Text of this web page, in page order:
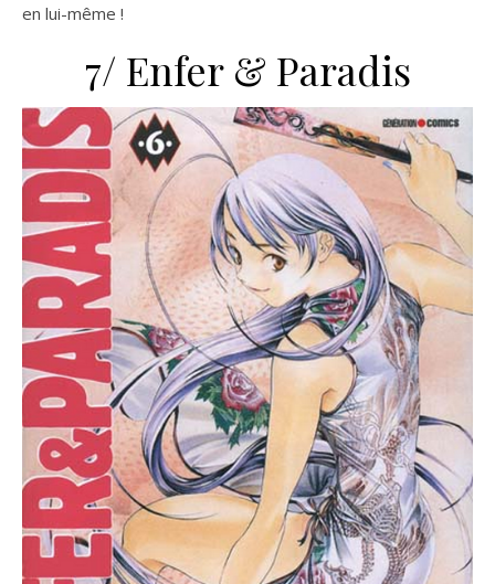
en lui-même !
7/ Enfer & Paradis